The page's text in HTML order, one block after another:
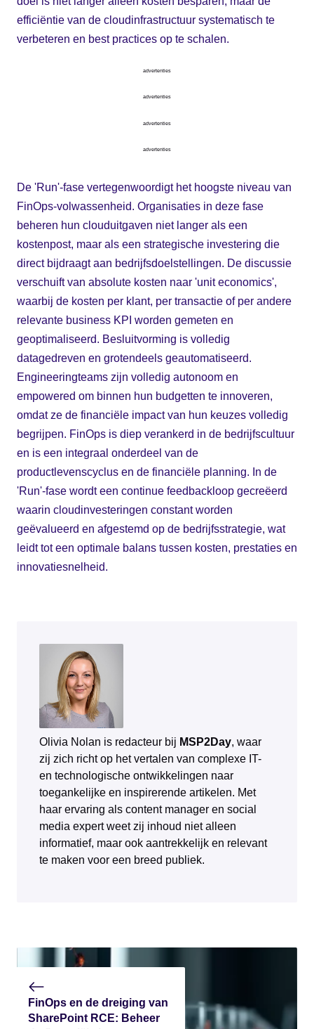
efficiëntie van de cloudinfrastructuur systematisch te
verbeteren en best practices op te schalen.
advertenties
advertenties
advertenties
advertenties
De 'Run'-fase vertegenwoordigt het hoogste niveau van
FinOps-volwassenheid. Organisaties in deze fase
beheren hun clouduitgaven niet langer als een
kostenpost, maar als een strategische investering die
direct bijdraagt aan bedrijfsdoelstellingen. De discussie
verschuift van absolute kosten naar 'unit economics',
waarbij de kosten per klant, per transactie of per andere
relevante business KPI worden gemeten en
geoptimaliseerd. Besluitvorming is volledig
datagedreven en grotendeels geautomatiseerd.
Engineeringteams zijn volledig autonoom en
empowered om binnen hun budgetten te innoveren,
omdat ze de financiële impact van hun keuzes volledig
begrijpen. FinOps is diep verankerd in de bedrijfscultuur
en is een integraal onderdeel van de
productlevenscyclus en de financiële planning. In de
'Run'-fase wordt een continue feedbackloop gecreëerd
waarin cloudinvesteringen constant worden
geëvalueerd en afgestemd op de bedrijfsstrategie, wat
leidt tot een optimale balans tussen kosten, prestaties en
innovatiesnelheid.
Olivia Nolan is redacteur bij MSP2Day, waar
zij zich richt op het vertalen van complexe IT-
en technologische ontwikkelingen naar
toegankelijke en inspirerende artikelen. Met
haar ervaring als content manager en social
media expert weet zij inhoud niet alleen
informatief, maar ook aantrekkelijk en relevant
te maken voor een breed publiek.
FinOps en de dreiging van
SharePoint RCE: Beheer